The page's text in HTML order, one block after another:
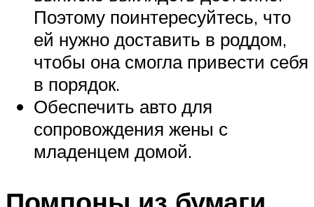
Поэтому поинтересуйтесь, что
ей нужно доставить в роддом,
чтобы она смогла привести себя
в порядок.
Обеспечить авто для
сопровождения жены с
младенцем домой.